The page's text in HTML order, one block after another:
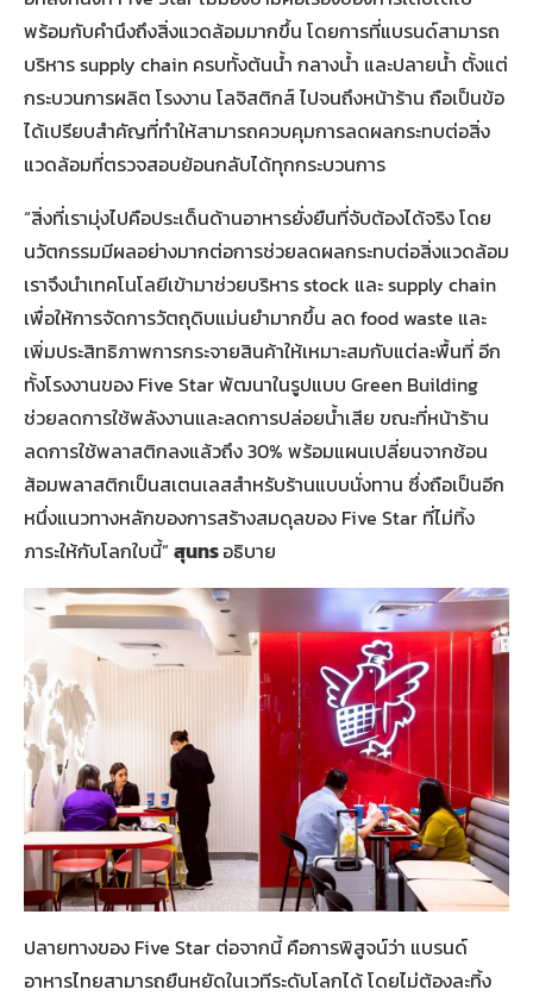
พร้อมกับคำนึงถึงสิ่งแวดล้อมมากขึ้น โดยการที่แบรนด์สามารถ
บริหาร supply chain ครบทั้งต้นน้ำ กลางน้ำ และปลายน้ำ ตั้งแต่
กระบวนการผลิต โรงงาน โลจิสติกส์ ไปจนถึงหน้าร้าน ถือเป็นข้อ
ได้เปรียบสำคัญที่ทำให้สามารถควบคุมการลดผลกระทบต่อสิ่ง
แวดล้อมที่ตรวจสอบย้อนกลับได้ทุกกระบวนการ
“สิ่งที่เรามุ่งไปคือประเด็นด้านอาหารยั่งยืนที่จับต้องได้จริง โดย
นวัตกรรมมีผลอย่างมากต่อการช่วยลดผลกระทบต่อสิ่งแวดล้อม
เราจึงนำเทคโนโลยีเข้ามาช่วยบริหาร stock และ supply chain
เพื่อให้การจัดการวัตถุดิบแม่นยำมากขึ้น ลด food waste และ
เพิ่มประสิทธิภาพการกระจายสินค้าให้เหมาะสมกับแต่ละพื้นที่ อีก
ทั้งโรงงานของ Five Star พัฒนาในรูปแบบ Green Building
ช่วยลดการใช้พลังงานและลดการปล่อยน้ำเสีย ขณะที่หน้าร้าน
ลดการใช้พลาสติกลงแล้วถึง 30% พร้อมแผนเปลี่ยนจากช้อน
ส้อมพลาสติกเป็นสเตนเลสสำหรับร้านแบบนั่งทาน ซึ่งถือเป็นอีก
หนึ่งแนวทางหลักของการสร้างสมดุลของ Five Star ที่ไม่ทิ้ง
ภาระให้กับโลกใบนี้” สุนทรอธิบาย
ปลายทางของ Five Star ต่อจากนี้ คือการพิสูจน์ว่า แบรนด์
อาหารไทยสามารถยืนหยัดในเวทีระดับโลกได้ โดยไม่ต้องละทิ้ง